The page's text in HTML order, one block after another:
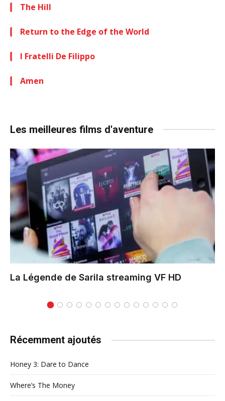
The Hill
Return to the Edge of the World
I Fratelli De Filippo
Amen
Les meilleures films d'aventure
La Légende de Sarila streaming VF HD
Récemment ajoutés
Honey 3: Dare to Dance
Where’s The Money